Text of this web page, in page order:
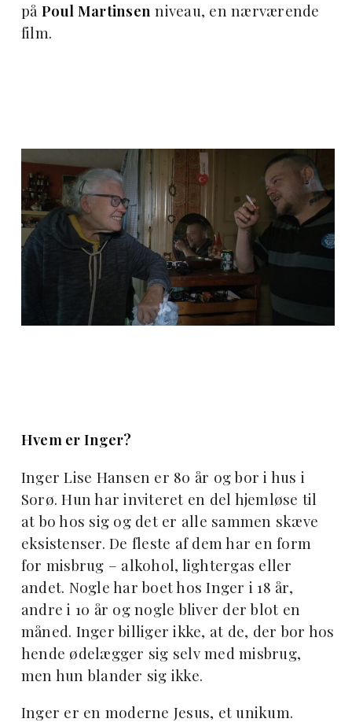
på Poul Martinsen niveau, en nærværende
film.
Hvem er Inger?
Inger Lise Hansen er 80 år og bor i hus i
Sorø. Hun har inviteret en del hjemløse til
at bo hos sig og det er alle sammen skæve
eksistenser. De fleste af dem har en form
for misbrug – alkohol, lightergas eller
andet. Nogle har boet hos Inger i 18 år,
andre i 10 år og nogle bliver der blot en
måned. Inger billiger ikke, at de, der bor hos
hende ødelægger sig selv med misbrug,
men hun blander sig ikke.
Inger er en moderne Jesus, et unikum.